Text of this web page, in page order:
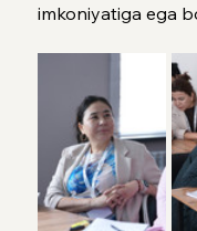
imkoniyatiga ega